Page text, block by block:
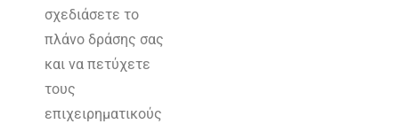
σχεδιάσετε το
πλάνο δράσης σας
και να πετύχετε
τους
επιχειρηματικούς